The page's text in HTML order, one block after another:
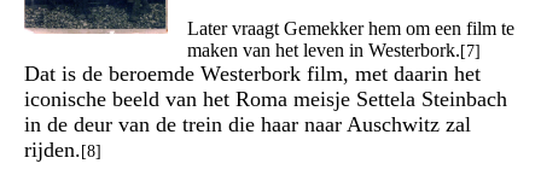
Later vraagt Gemekker hem om een film te
maken van het leven in Westerbork. [7]
Dat is de beroemde Westerbork film, met daarin het
iconische beeld van het Roma meisje Settela Steinbach
in de deur van de trein die haar naar Auschwitz zal
rijden. [8]